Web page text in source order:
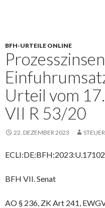
BFH-URTEILE ONLINE
Urteil vom
VII R 53/20
22. DEZEMBER 2023
BFH VII. Senat
AO § 236, ZK Art 241,